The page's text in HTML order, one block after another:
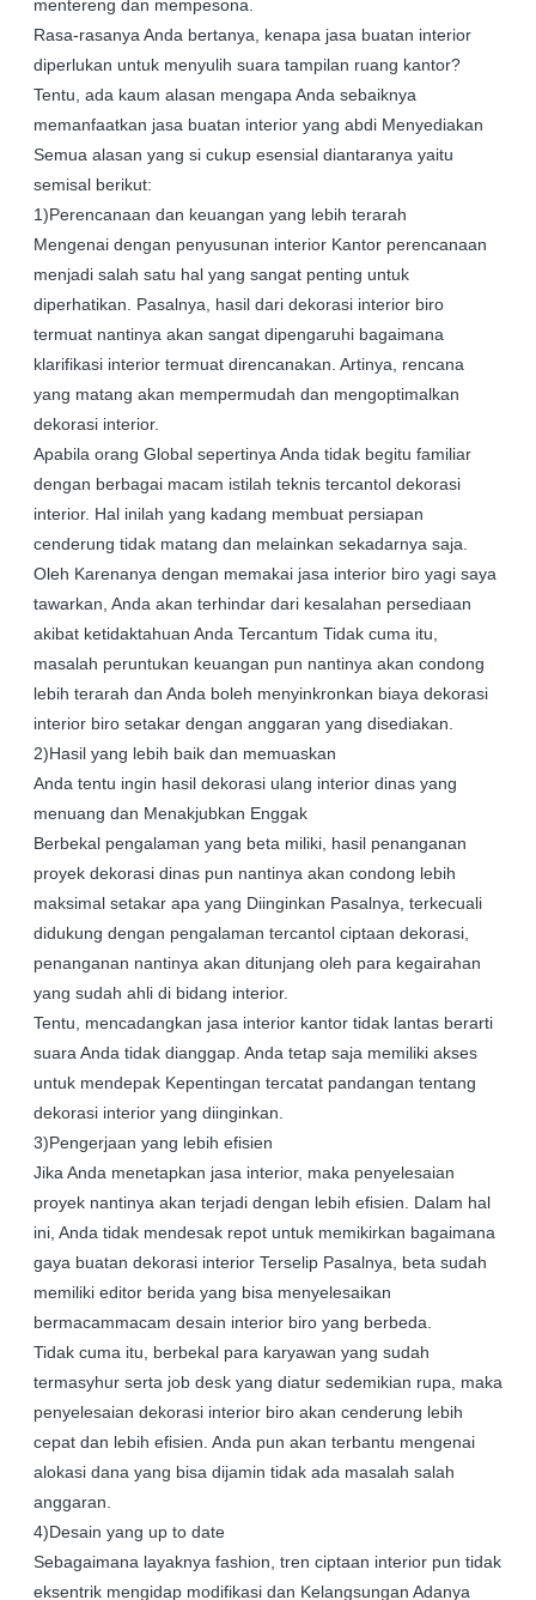
mentereng dan mempesona.
Rasa-rasanya Anda bertanya, kenapa jasa buatan interior
diperlukan untuk menyulih suara tampilan ruang kantor?
Tentu, ada kaum alasan mengapa Anda sebaiknya
memanfaatkan jasa buatan interior yang abdi Menyediakan
Semua alasan yang si cukup esensial diantaranya yaitu
semisal berikut:
1)Perencanaan dan keuangan yang lebih terarah
Mengenai dengan penyusunan interior Kantor perencanaan
menjadi salah satu hal yang sangat penting untuk
diperhatikan. Pasalnya, hasil dari dekorasi interior biro
termuat nantinya akan sangat dipengaruhi bagaimana
klarifikasi interior termuat direncanakan. Artinya, rencana
yang matang akan mempermudah dan mengoptimalkan
dekorasi interior.
Apabila orang Global sepertinya Anda tidak begitu familiar
dengan berbagai macam istilah teknis tercantol dekorasi
interior. Hal inilah yang kadang membuat persiapan
cenderung tidak matang dan melainkan sekadarnya saja.
Oleh Karenanya dengan memakai jasa interior biro yagi saya
tawarkan, Anda akan terhindar dari kesalahan persediaan
akibat ketidaktahuan Anda Tercantum Tidak cuma itu,
masalah peruntukan keuangan pun nantinya akan condong
lebih terarah dan Anda boleh menyinkronkan biaya dekorasi
interior biro setakar dengan anggaran yang disediakan.
2)Hasil yang lebih baik dan memuaskan
Anda tentu ingin hasil dekorasi ulang interior dinas yang
menuang dan Menakjubkan Enggak
Berbekal pengalaman yang beta miliki, hasil penanganan
proyek dekorasi dinas pun nantinya akan condong lebih
maksimal setakar apa yang Diinginkan Pasalnya, terkecuali
didukung dengan pengalaman tercantol ciptaan dekorasi,
penanganan nantinya akan ditunjang oleh para kegairahan
yang sudah ahli di bidang interior.
Tentu, mencadangkan jasa interior kantor tidak lantas berarti
suara Anda tidak dianggap. Anda tetap saja memiliki akses
untuk mendepak Kepentingan tercatat pandangan tentang
dekorasi interior yang diinginkan.
3)Pengerjaan yang lebih efisien
Jika Anda menetapkan jasa interior, maka penyelesaian
proyek nantinya akan terjadi dengan lebih efisien. Dalam hal
ini, Anda tidak mendesak repot untuk memikirkan bagaimana
gaya buatan dekorasi interior Terselip Pasalnya, beta sudah
memiliki editor berida yang bisa menyelesaikan
bermacammacam desain interior biro yang berbeda.
Tidak cuma itu, berbekal para karyawan yang sudah
termasyhur serta job desk yang diatur sedemikian rupa, maka
penyelesaian dekorasi interior biro akan cenderung lebih
cepat dan lebih efisien. Anda pun akan terbantu mengenai
alokasi dana yang bisa dijamin tidak ada masalah salah
anggaran.
4)Desain yang up to date
Sebagaimana layaknya fashion, tren ciptaan interior pun tidak
eksentrik mengidap modifikasi dan Kelangsungan Adanya